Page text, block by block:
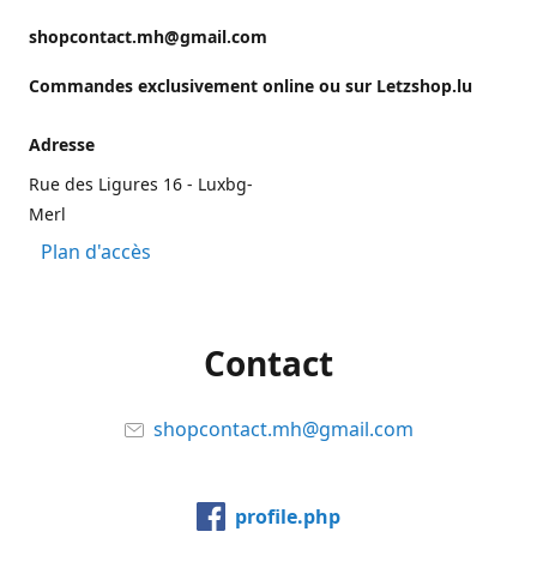
shopcontact.mh@gmail.com
Commandes exclusivement online ou sur Letzshop.lu
Adresse
Rue des Ligures 16 - Luxbg-
Merl
Plan d'accès
Contact
shopcontact.mh@gmail.com
profile.php